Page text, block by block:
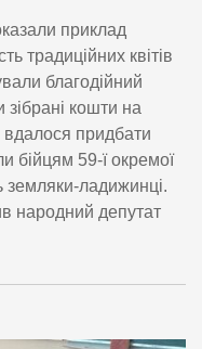
приклад
традиційних квітів
благодійний
кошти на
вдалося придбати
бійцям 59-ї окремої
земляки-ладижинці.
народний депутат